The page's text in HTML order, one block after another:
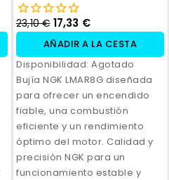
23,10 € 17,33 €
AÑADIR A LA CESTA
Disponibilidad: Agotado
Bujía NGK LMAR8G diseñada
para ofrecer un encendido
fiable, una combustión
eficiente y un rendimiento
óptimo del motor. Calidad y
precisión NGK para un
funcionamiento estable y